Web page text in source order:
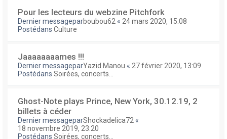
Pour les lecteurs du webzine Pitchfork
Dernier messageparboubou62 « 24 mars 2020, 15:08
Postédans Culture
Jaaaaaaaames !!!
Dernier messageparYazid Manou « 27 février 2020, 13:09
Postédans Soirées, concerts...
Ghost-Note plays Prince, New York, 30.12.19, 2
billets à céder
Dernier messageparShockadelica72 «
18 novembre 2019, 23:20
Postédans Soirées, concerts...